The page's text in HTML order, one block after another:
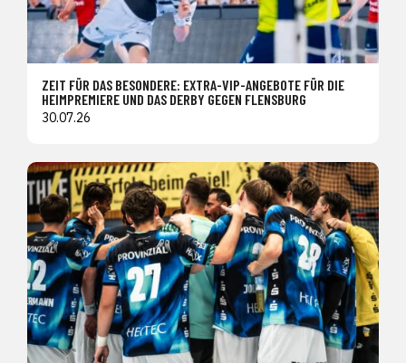
ZEIT FÜR DAS BESONDERE: EXTRA-VIP-ANGEBOTE FÜR DIE
HEIMPREMIERE UND DAS DERBY GEGEN FLENSBURG
30.07.26